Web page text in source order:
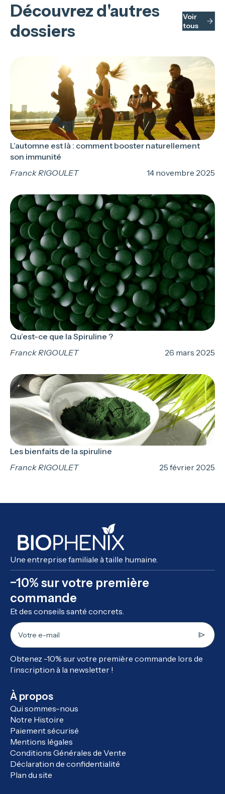
Découvrez d'autres
dossiers
Voir
tous
L’automne est là : comment booster naturellement
son immunité
Franck RIGOULET
14 novembre 2025
Qu’est-ce que la Spiruline ?
Franck RIGOULET
26 mars 2025
Les bienfaits de la spiruline
Franck RIGOULET
25 février 2025
Une entreprise familiale à taille humaine.
−10% sur votre première
commande
Et des conseils santé concrets.
Votre e-mail
Obtenez -10% sur votre première commande lors de
l’inscription à la newsletter !
À propos
Qui sommes-nous
Notre Histoire
Paiement sécurisé
Mentions légales
Conditions Générales de Vente
Déclaration de confidentialité
Plan du site